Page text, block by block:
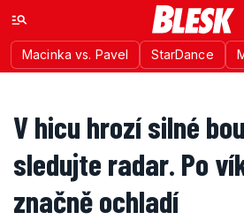
Macinka vs. Pavel StarDance
V hicu hrozí silné
sledujte radar. Po
značně ochladí